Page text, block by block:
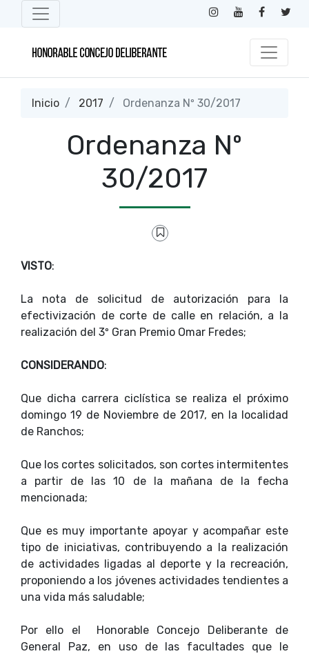
Inicio 2017 Ordenanza Nº 30/2017
Ordenanza Nº
30/2017
VISTO:
La nota de solicitud de autorización para la
efectivización de corte de calle en relación, a la
realización del 3º Gran Premio Omar Fredes;
CONSIDERANDO:
Que dicha carrera ciclística se realiza el próximo
domingo 19 de Noviembre de 2017, en la localidad
de Ranchos;
Que los cortes solicitados, son cortes intermitentes
a partir de las 10 de la mañana de la fecha
mencionada;
Que es muy importante apoyar y acompañar este
tipo de iniciativas, contribuyendo a la realización
de actividades ligadas al deporte y la recreación,
proponiendo a los jóvenes actividades tendientes a
una vida más saludable;
Por ello el Honorable Concejo Deliberante de
General Paz, en uso de las facultades que le